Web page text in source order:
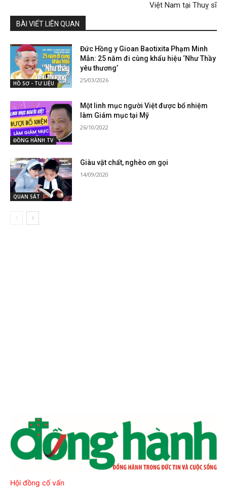
Việt Nam tại Thuỵ sĩ
BÀI VIẾT LIÊN QUAN
HỒ SƠ - TƯ LIỆU
Đức Hồng y Gioan Baotixita Phạm Minh
Mẫn: 25 năm đi cùng khẩu hiệu ‘Như Thầy
yêu thương’
25/03/2026
ĐỒNG HÀNH TV
Một linh mục người Việt được bổ nhiệm
làm Giám mục tại Mỹ
26/10/2022
QUAN SÁT
Giàu vật chất, nghèo ơn gọi
14/09/2020
Hội đồng cố vấn